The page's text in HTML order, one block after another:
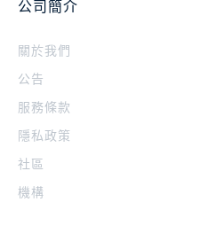
公司簡介
關於我們
公告
服務條款
隱私政策
社區
機構